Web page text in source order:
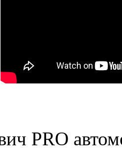
PRO